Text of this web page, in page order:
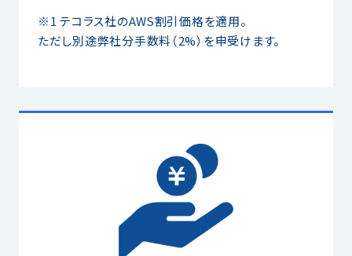
※1 テコラス社のAWS割引価格を適用。
ただし別途弊社分手数料（2%）を申受けます。